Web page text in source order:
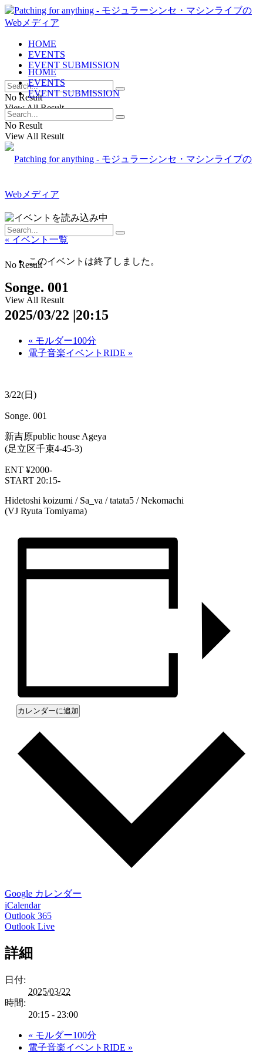
HOME
EVENTS
EVENT SUBMISSION
No Result
View All Result
HOME
EVENTS
EVENT SUBMISSION
No Result
View All Result
No Result
View All Result
« イベント一覧
このイベントは終了しました。
Songe. 001
2025/03/22 |20:15
« モルダー100分
電子音楽イベントRIDE »
3/22(日)
Songe. 001
新吉原public house Ageya
(足立区千束4-45-3)
ENT ¥2000-
START 20:15-
Hidetoshi koizumi / Sa_va / tatata5 / Nekomachi
(VJ Ryuta Tomiyama)
カレンダーに追加
Google カレンダー
iCalendar
Outlook 365
Outlook Live
詳細
日付:
2025/03/22
時間:
20:15 - 23:00
« モルダー100分
電子音楽イベントRIDE »